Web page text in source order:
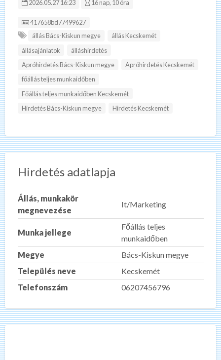
2026.05.27 16:23 16 nap, 10 óra
Hirdetés ID:
417658bd77499627
állás Bács-Kiskun megye
állás Kecskemét
állásajánlatok
álláshirdetés
Apróhirdetés Bács-Kiskun megye
Apróhirdetés Kecskemét
főállás teljes munkaidőben
Főállás teljes munkaidőben Kecskemét
Hirdetés Bács-Kiskun megye
Hirdetés Kecskemét
Hirdetés adatlapja
Állás, munkakör
megnevezése
It/Marketing
Munka jellege
Főállás teljes
munkaidőben
Megye
Bács-Kiskun megye
Település neve
Kecskemét
Telefonszám
06207456796